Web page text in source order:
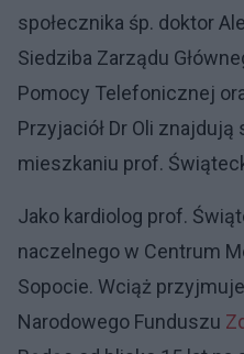
społecznika śp. doktor
Siedziba Zarządu
Pomocy Telefonicznej
Przyjaciół Dr Oli
mieszkaniu prof.
Jako kardiolog prof.
naczelnego w Centrum
Sopocie. Wciąż
Narodowego Funduszu